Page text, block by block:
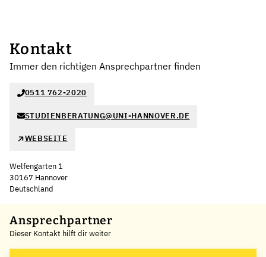
Kontakt
Immer den richtigen Ansprechpartner finden
0511 762-2020
STUDIENBERATUNG@UNI-HANNOVER.DE
WEBSEITE
Welfengarten 1
30167 Hannover
Deutschland
+
−
Ansprechpartner
Dieser Kontakt hilft dir weiter